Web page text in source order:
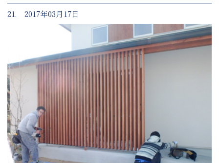
21. 2017年03月17日